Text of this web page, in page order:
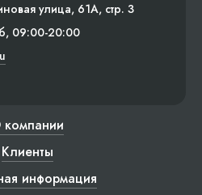
улица, 61А, стр. 3
09:00-20:00
Клиенты
информация